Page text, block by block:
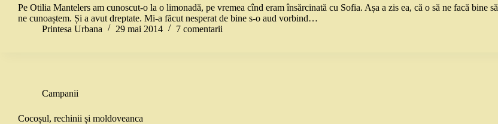
Pe Otilia Mantelers am cunoscut-o la o limonadă, pe vremea cînd eram însărcinată cu Sofia. Așa a zis ea, că o să ne facă bine să
ne cunoaștem. Și a avut dreptate. Mi-a făcut nesperat de bine s-o aud vorbind…
Printesa Urbana
29 mai 2014 7 comentarii
Campanii
Cocoșul, rechinii și moldoveanca